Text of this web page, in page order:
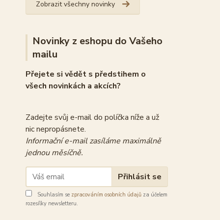
Zobrazit všechny novinky
Novinky z eshopu do Vašeho
mailu
Přejete si vědět s předstihem o
všech novinkách a akcích?
Zadejte svůj e-mail do políčka níže a už
nic nepropásnete.
Informační e-mail zasíláme maximálně
jednou měsíčně.
Přihlásit se
Souhlasím se zpracováním osobních údajů za účelem
rozesílky newsletteru.